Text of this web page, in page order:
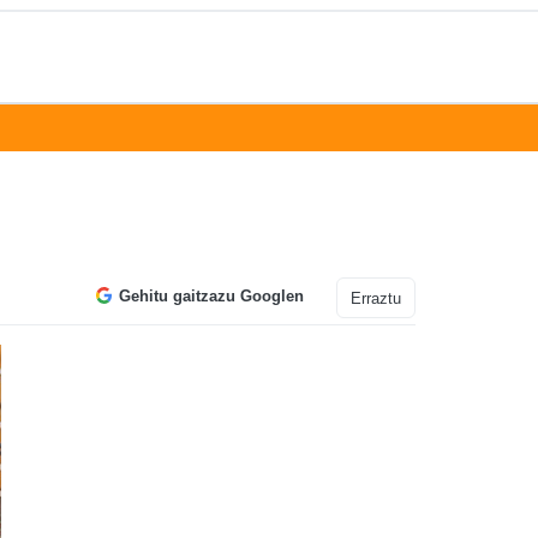
Gehitu gaitzazu Googlen Erraztu